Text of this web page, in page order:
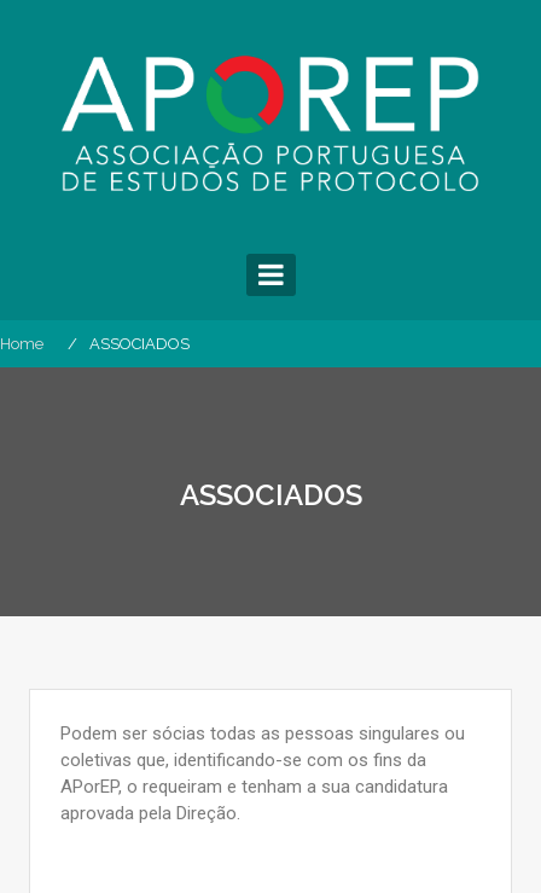
Home ASSOCIADOS
ASSOCIADOS
Podem ser sócias todas as pessoas singulares ou
coletivas que, identificando-se com os fins da
APorEP, o requeiram e tenham a sua candidatura
aprovada pela Direção.